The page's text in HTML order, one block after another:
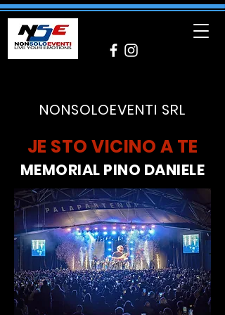
NONSOLOEVENTI SRL
JE STO VICINO A TE
MEMORIAL PINO DANIELE